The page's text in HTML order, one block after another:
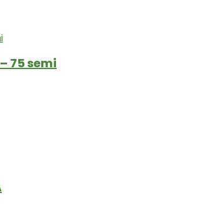
75 semi